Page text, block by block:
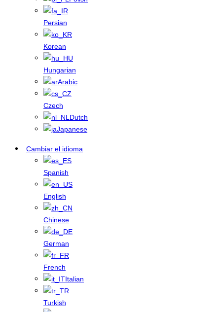
Persian
Korean
Hungarian
Arabic
Czech
Dutch
Japanese
Cambiar el idioma
Spanish
English
Chinese
German
French
Italian
Turkish